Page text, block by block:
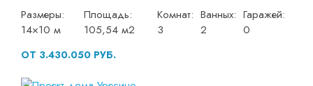
Размеры:
14×10 м
Площадь:
105,54 м2
Комнат:
3
Ванных:
2
Гаражей:
0
ОТ 3.430.050 РУБ.